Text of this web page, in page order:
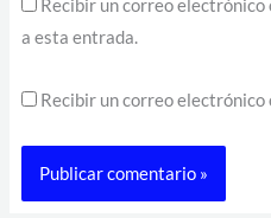
Recibir un correo
a esta entrada.
Recibir un correo electrónico